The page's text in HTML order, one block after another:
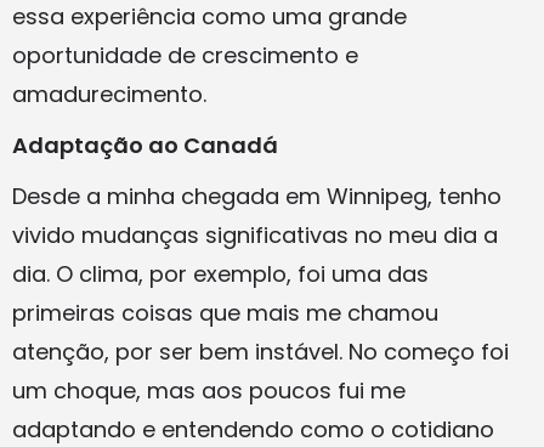
essa experiência como uma grande
oportunidade de crescimento e
amadurecimento.
Adaptação ao Canadá
Desde a minha chegada em Winnipeg, tenho
vivido mudanças significativas no meu dia a
dia. O clima, por exemplo, foi uma das
primeiras coisas que mais me chamou
atenção, por ser bem instável. No começo foi
um choque, mas aos poucos fui me
adaptando e entendendo como o cotidiano